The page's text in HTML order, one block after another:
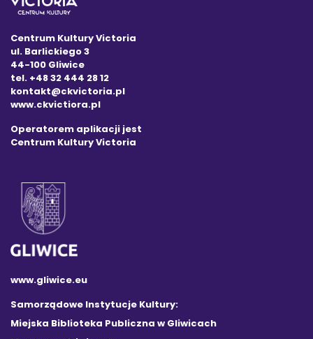
Centrum Kultury Victoria
ul. Barlickiego 3
44-100 Gliwice
tel. +48 32 444 28 12
kontakt@ckvictoria.pl
www.ckvictiora.pl
Operatorem aplikacji jest
Centrum Kultury Victoria
www.gliwice.eu
Samorządowe Instytucje Kultury:
Miejska Biblioteka Publiczna w Gliwicach